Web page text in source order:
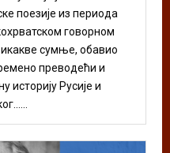
поезије из периода
говорном
икакве сумње, обавио
преводећи и
историју Русије и